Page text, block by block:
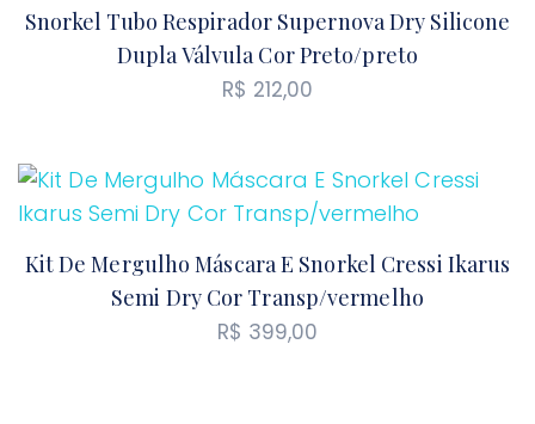
Snorkel Tubo Respirador Supernova Dry Silicone
Dupla Válvula Cor Preto/preto
R$ 212,00
Kit De Mergulho Máscara E Snorkel Cressi Ikarus
Semi Dry Cor Transp/vermelho
R$ 399,00